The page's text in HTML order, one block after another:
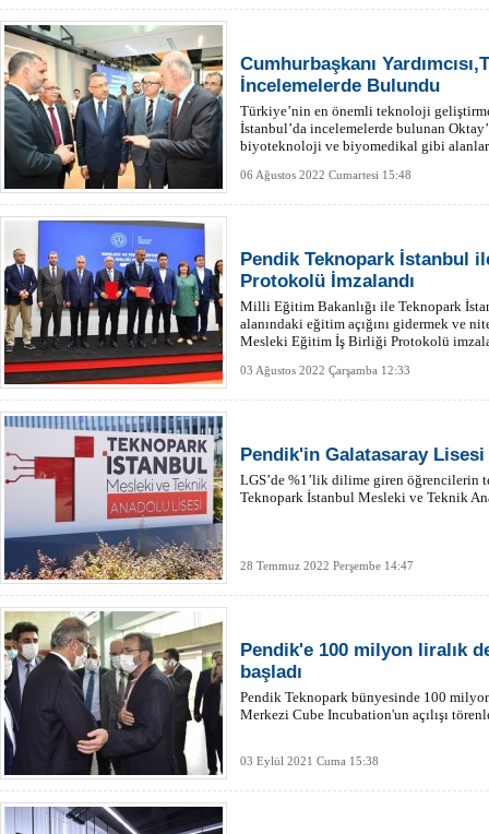
Cumhurbaşkanı
İncelemelerde Bulundu
Türkiye’nin en önemli teknoloji
İstanbul’da incelemelerde bulunan
biyoteknoloji ve biyomedikal gibi
06 Ağustos 2022 Cumartesi 15:48
Pendik Teknopark İstanbul
Protokolü İmzalandı
Milli Eğitim Bakanlığı ile Teknopark
alanındaki eğitim açığını gidermek ve
Mesleki Eğitim İş Birliği Protokolü
03 Ağustos 2022 Çarşamba 12:33
Pendik'in Galatasaray Lisesi
LGS’de %1’lik dilime giren öğrencilerin
Teknopark İstanbul Mesleki ve Teknik
28 Temmuz 2022 Perşembe 14:47
Pendik'e 100 milyon liralık
başladı
Pendik Teknopark bünyesinde 100
Merkezi Cube Incubation'un açılışı
03 Eylül 2021 Cuma 15:38